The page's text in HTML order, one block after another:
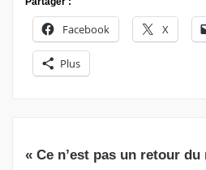
Facebook X
Plus
« Ce n’est pas un retour du